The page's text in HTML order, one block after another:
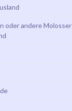
oder andere Molosser